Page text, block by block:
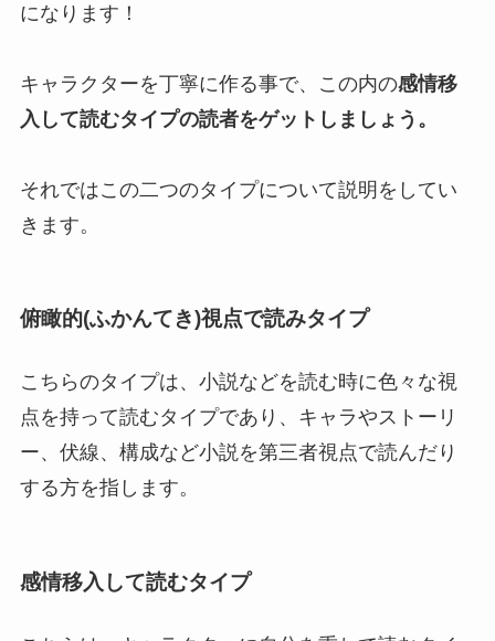
になります！
キャラクターを丁寧に作る事で、この内の感情移
入して読むタイプの読者をゲットしましょう。
それではこの二つのタイプについて説明をしてい
きます。
俯瞰的(ふかんてき)視点で読みタイプ
こちらのタイプは、小説などを読む時に色々な視
点を持って読むタイプであり、キャラやストーリ
ー、伏線、構成など小説を第三者視点で読んだり
する方を指します。
感情移入して読むタイプ